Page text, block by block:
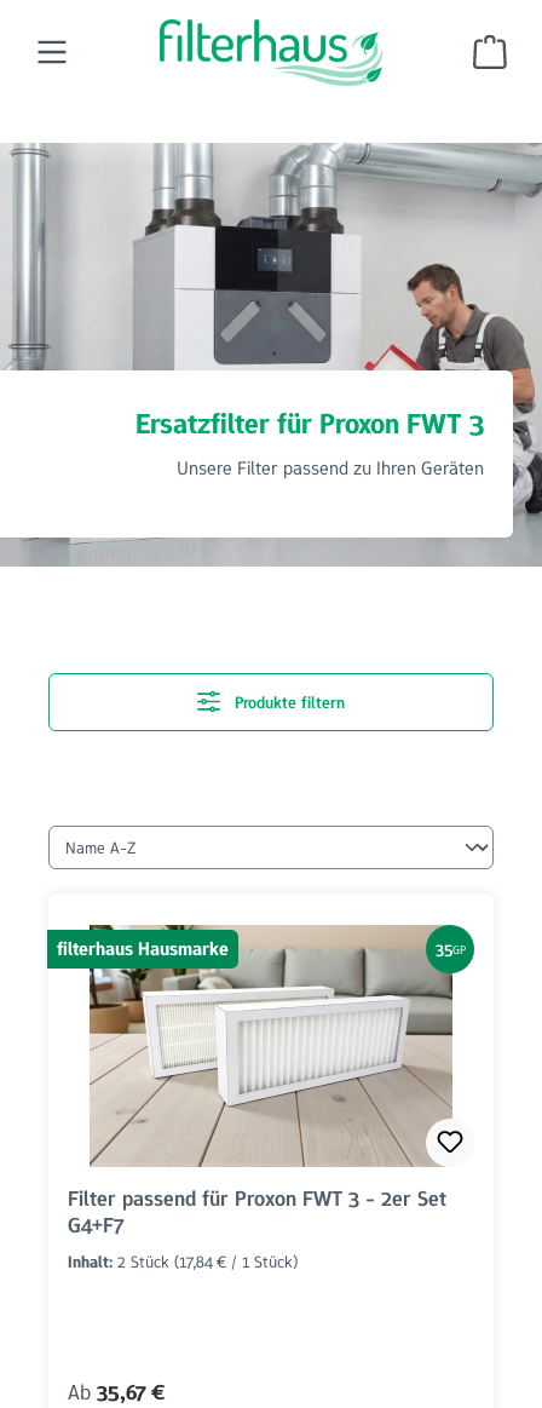
Zum Hauptinhalt springen
Wohnraumluftfilter
Ersatzfilter für Proxon-Zimmerman
Proxon FWT 3
Ersatzfilter für Proxon FWT 3
Unsere Filter passend zu Ihren Geräten
Produkte filtern
filterhaus Hausmarke 35GP
Filter passend für Proxon FWT 3 - 2er Set
G4+F7
Inhalt: 2 Stück (17,84 € / 1 Stück)
Regulärer Preis:
Ab 35,67 €